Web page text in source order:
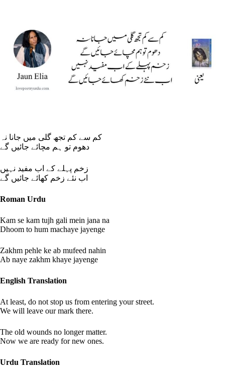
کم سے کم تجھ گلی میں جانا نہ
دھوم تو ہم مچائے جائیں گے
زخم پہلے کے اب مفید نہیں
اب نئے زخم کھائے جائیں گے
Roman Urdu
Kam se kam tujh gali mein jana na
Dhoom to hum machaye jayenge
Zakhm pehle ke ab mufeed nahin
Ab naye zakhm khaye jayenge
English Translation
At least, do not stop us from entering your street.
We will leave our mark there.
The old wounds no longer matter.
Now we are ready for new ones.
Urdu Translation